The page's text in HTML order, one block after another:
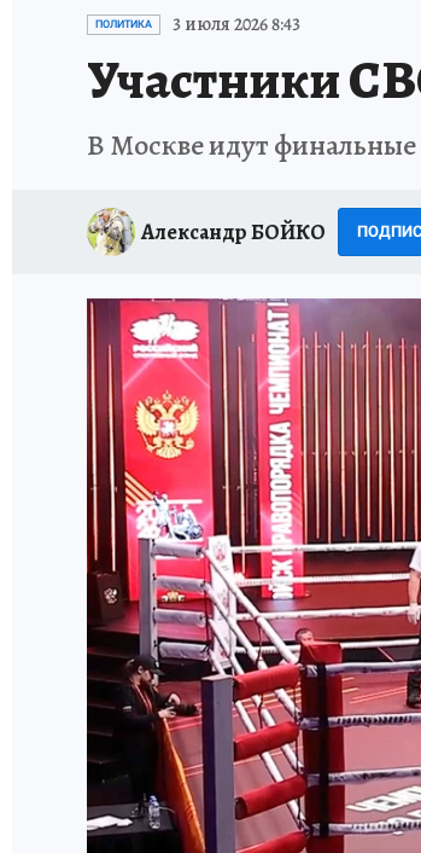
ИСПЫТАНО НА СЕБЕ
ПОЛИТИКА 3 июля 2026 8:43
Участники
В Москве идут финальные
Александр БОЙКО